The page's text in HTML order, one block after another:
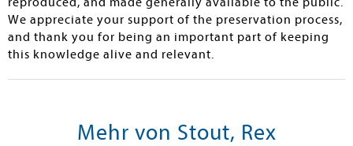
We appreciate your support of the preservation process,
and thank you for being an important part of keeping
this knowledge alive and relevant.
Mehr von Stout, Rex